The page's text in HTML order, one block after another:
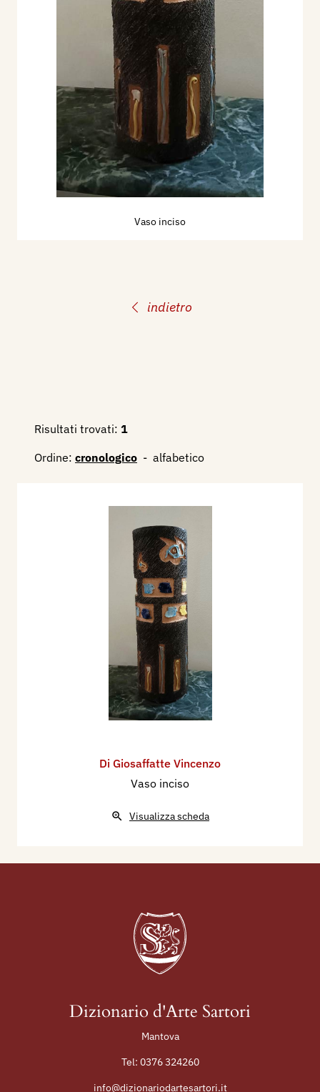
indietro
Vaso inciso
Risultati trovati: 1
Ordine: cronologico - alfabetico
Di Giosaffatte Vincenzo
Vaso inciso
Visualizza scheda
Dizionario d'Arte Sartori
Mantova
Tel: 0376 324260
info@dizionariodartesartori.it